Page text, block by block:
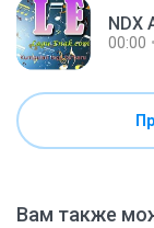
NDX
00:00
Вам также